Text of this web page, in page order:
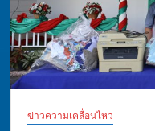
ข่าวความเคลื่อนไหว